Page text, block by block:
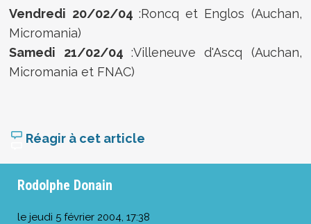
Vendredi 20/02/04 :Roncq et Englos (Auchan,
Micromania)
Samedi 21/02/04 :Villeneuve d'Ascq (Auchan,
Micromania et FNAC)
Réagir à cet article
Rodolphe Donain
le jeudi 5 février 2004, 17:38